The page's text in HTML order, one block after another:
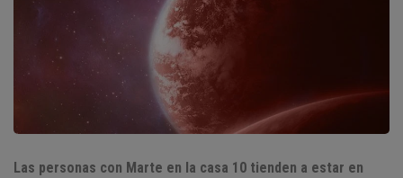
Las personas con Marte en la casa 10 tienden a estar en